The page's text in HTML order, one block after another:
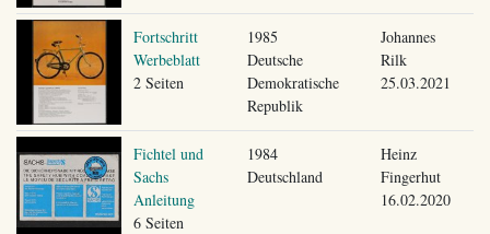
Fortschritt
Werbeblatt
2 Seiten
1985
Deutsche
Demokratische
Republik
Johannes
Rilk
25.03.2021
Fichtel und
Sachs
Anleitung
6 Seiten
1984
Deutschland
Heinz
Fingerhut
16.02.2020